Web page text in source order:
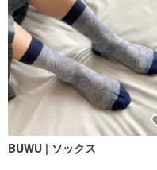
BUWU | ソックス